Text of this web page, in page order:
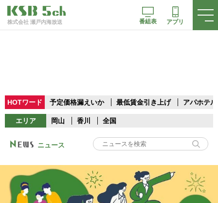
株式会社 瀬戸内海放送 番組表 アプリ
HOTワード 予定価格漏えいか 最低賃金引き上げ アパホテル
エリア 岡山 香川 全国
ニュース